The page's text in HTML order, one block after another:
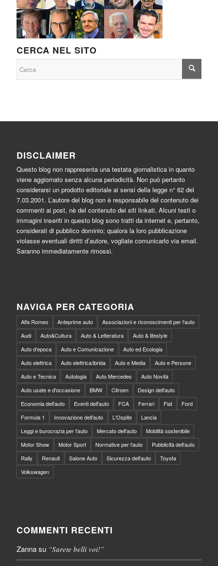
CERCA NEL SITO
DISCLAIMER
Questo blog non rappresenta una testata giornalistica in quanto
viene aggiornato senza alcuna periodicità. Non può pertanto
considerarsi un prodotto editoriale ai sensi della legge n° 62 del
7.03.2001. L’autore del blog non è responsabile del contenuto dei
commenti ai post, nè del contenuto dei siti linkati. Alcuni testi o
immagini inseriti in questo blog sono tratti da internet e, pertanto,
considerati di pubblico dominio; qualora la loro pubblicazione
violasse eventuali diritti d’autore, vogliate comunicarlo via email.
Saranno immediatamente rimossi.
NAVIGA PER CATEGORIA
Alfa Romeo Anteprime auto
Associazioni e riconoscimenti per l'auto
Audi
Auto&Cultura Auto & Letteratura
Auto & lifestyle
Auto d'epoca
Auto e Comunicazione
Auto ed Ecologia
Auto elettrica
Auto elettrica/ibrida Auto e Media
Auto e Persone
Auto e Tecnica
Autologia Auto Mercedes
Auto Novità
Auto usate e d'occasione
BMW Citroen
Design dell'auto
Economia dell'auto
Eventi dell'auto FCA Ferrari Fiat
Ford
Formula 1
Innovazione dell'auto L'Ospite
Lancia
Leggi e burocrazia per l'auto
Mercato dell'auto
Mobilità sostenibile
Motor Show
Motor Sport Normative per l'auto
Pubblicità dell'auto
Rally
Renault Salone Auto Sicurezza dell'auto
Toyota
Volkswagen
COMMENTI RECENTI
Zannasu “Sarete belli voi!”